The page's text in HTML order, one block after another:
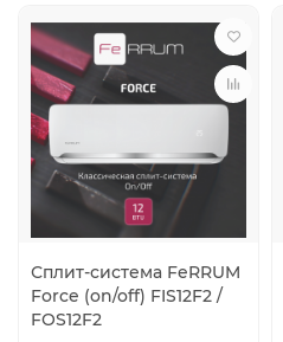
Сплит-система FeRRUM
Force (on/off) FIS12F2 /
FOS12F2